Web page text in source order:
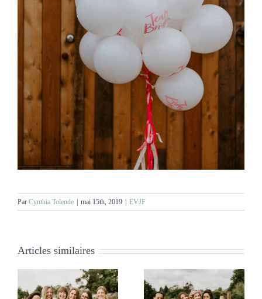
Par Cynthia Tolende mai 15th, 2019 EVJF
Articles similaires